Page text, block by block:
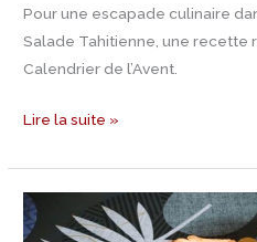
Pour une escapade culinaire
Salade Tahitienne, une recette
Calendrier de l’Avent.
Lire la suite »
Jour
22